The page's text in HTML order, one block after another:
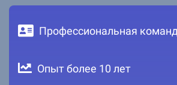
Профессиональная
Опыт более 10 лет